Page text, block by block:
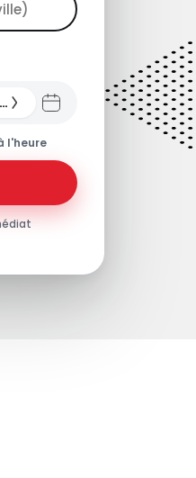
Aujourd'hui, 08.08.26
l'heure